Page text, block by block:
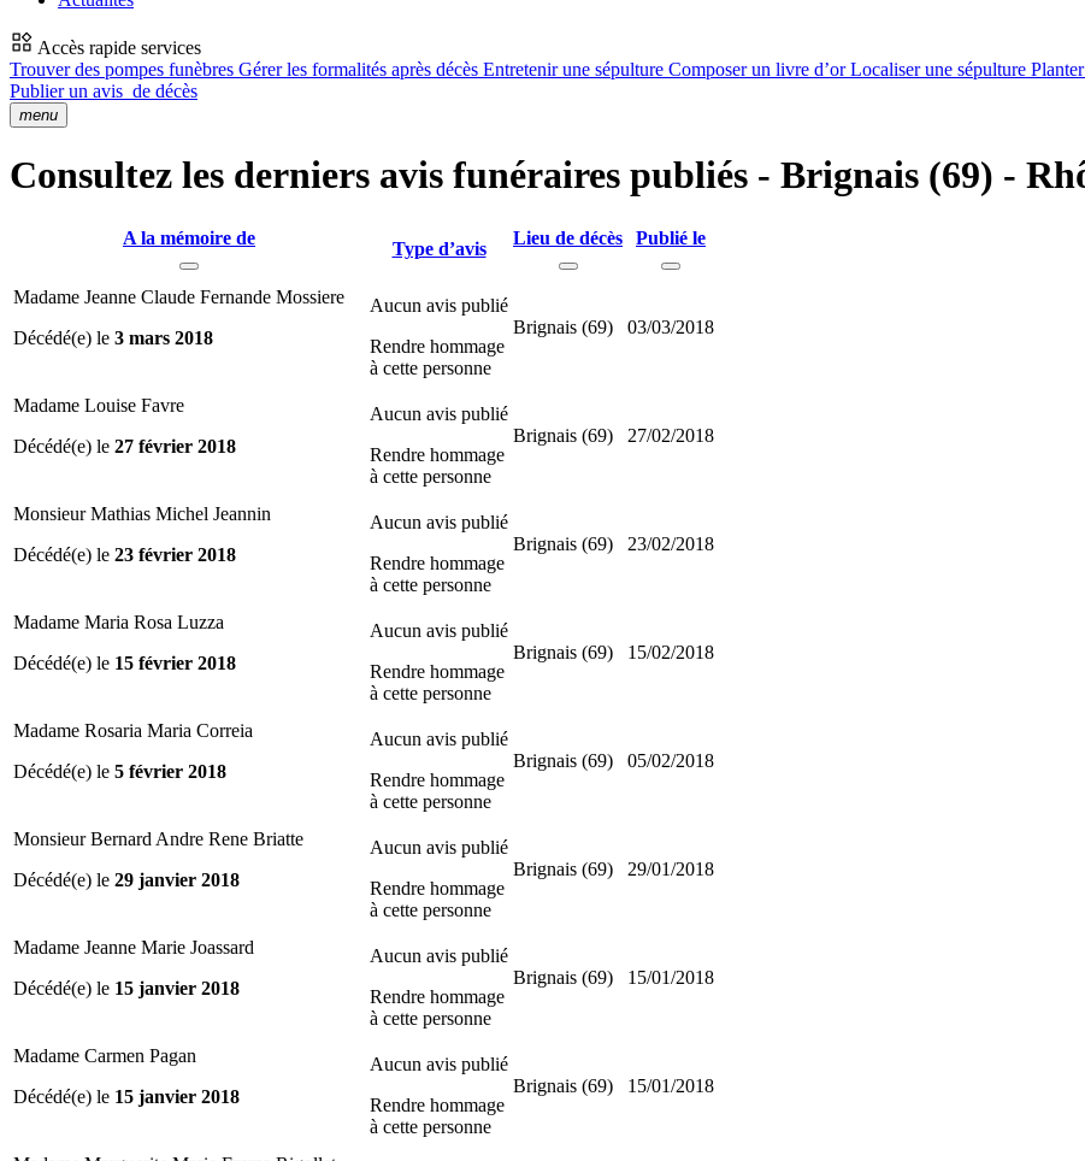
Accès rapide services
Trouver des pompes funèbres Gérer les formalités après décès Entretenir une sépulture Composer un livre d’orLocaliser une sépulture
Publier un avis de décès
menu
Consultez les derniers avis funéraires publiés - Brignais (69) -
A la mémoire de
Type d’avis
Lieu de décès Publié le
Madame Jeanne Claude Fernande Mossiere
Décédé(e) le 3 mars 2018
Aucun avis publié
Rendre hommage
à cette personne
Brignais (69) 03/03/2018
Madame Louise Favre
Décédé(e) le 27 février 2018
Aucun avis publié
Rendre hommage
à cette personne
Brignais (69) 27/02/2018
Monsieur Mathias Michel Jeannin
Décédé(e) le 23 février 2018
Aucun avis publié
Rendre hommage
à cette personne
Brignais (69) 23/02/2018
Madame Maria Rosa Luzza
Décédé(e) le 15 février 2018
Aucun avis publié
Rendre hommage
à cette personne
Brignais (69) 15/02/2018
Madame Rosaria Maria Correia
Décédé(e) le 5 février 2018
Aucun avis publié
Rendre hommage
à cette personne
Brignais (69) 05/02/2018
Monsieur Bernard Andre Rene Briatte
Décédé(e) le 29 janvier 2018
Aucun avis publié
Rendre hommage
à cette personne
Brignais (69) 29/01/2018
Madame Jeanne Marie Joassard
Décédé(e) le 15 janvier 2018
Aucun avis publié
Rendre hommage
à cette personne
Brignais (69) 15/01/2018
Madame Carmen Pagan
Décédé(e) le 15 janvier 2018
Aucun avis publié
Rendre hommage
à cette personne
Brignais (69) 15/01/2018